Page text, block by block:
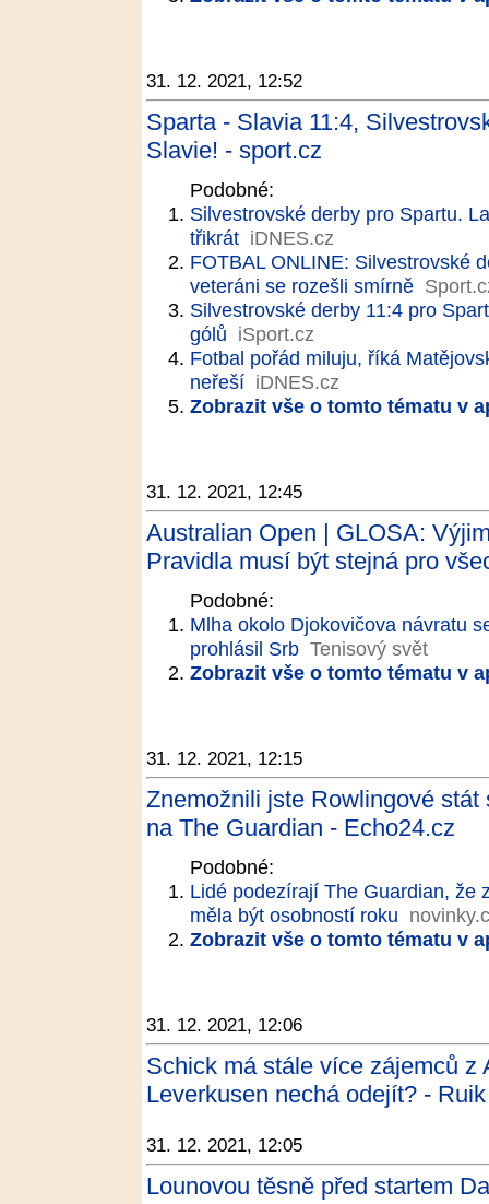
31. 12. 2021, 12:52
Sparta - Slavia 11:4,
Slavie! - sport.cz
Podobné:
Silvestrovské derby pro Spartu.
třikrát iDNES.cz
FOTBAL ONLINE: Silvestrovské
veteráni se rozešli smírně
Silvestrovské derby 11:4 pro
gólů iSport.cz
Fotbal pořád miluju, říká
neřeší iDNES.cz
Zobrazit vše o tomto tématu v
31. 12. 2021, 12:45
Australian Open | GLOSA:
Pravidla musí být stejná pro
Podobné:
Mlha okolo Djokovičova návratu
prohlásil Srb Tenisový svět
Zobrazit vše o tomto tématu v
31. 12. 2021, 12:15
Znemožnili jste Rowlingové
na The Guardian - Echo24.cz
Podobné:
Lidé podezírají The Guardian, že
měla být osobností roku
Zobrazit vše o tomto tématu v
31. 12. 2021, 12:06
Schick má stále více zájemců z
Leverkusen nechá odejít? - Ruik
31. 12. 2021, 12:05
Lounovou těsně před startem